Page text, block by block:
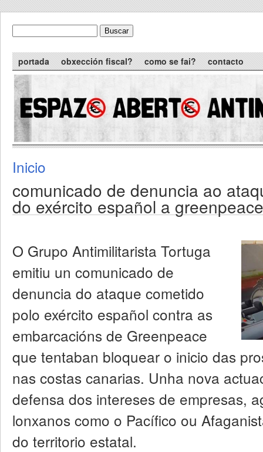
formulario de busca
Main menu
portada obxección fiscal? como se fai? contacto
You are here
Inicio
comunicado de denuncia ao
O Grupo Antimilitarista Tortuga
emitiu un comunicado de
denuncia do ataque cometido
polo exército español contra as
embarcacións de Greenpeace
que tentaban bloquear o inicio das
nas costas canarias. Unha nova
defensa dos intereses de empresas,
lonxanos como o Pacífico ou
do territorio estatal.